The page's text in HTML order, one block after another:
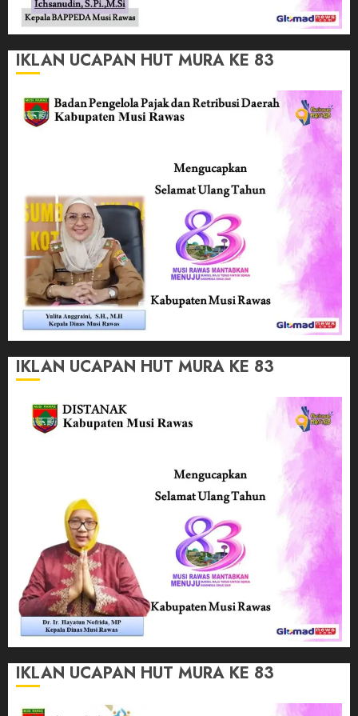
IKLAN UCAPAN HUT MURA KE 83
IKLAN UCAPAN HUT MURA KE 83
IKLAN UCAPAN HUT MURA KE 83